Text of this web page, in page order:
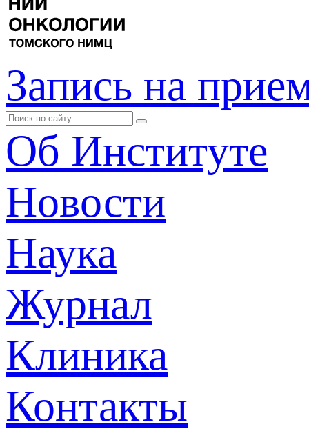
Запись на
Об Институте
Новости
Наука
Журнал
Клиника
Контакты